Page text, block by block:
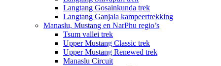
Langtang Gosainkunda trek
Langtang Ganjala kampeertrekking
Manaslu, Mustang en NarPhu regio’s
Tsum vallei trek
Upper Mustang Classic trek
Upper Mustang Renewed trek
Manaslu Circuit